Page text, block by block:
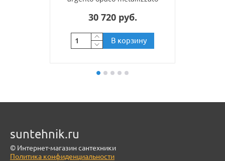
30 720 руб.
В корзину
suntehnik.ru
© Интернет-магазин сантехники
Политика конфиденциальности